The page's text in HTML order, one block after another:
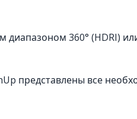
360° (HDRI)
представлены все